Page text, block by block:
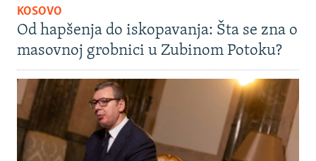
KOSOVO
Od hapšenja do iskopavanja: Šta se zna o
masovnoj grobnici u Zubinom Potoku?